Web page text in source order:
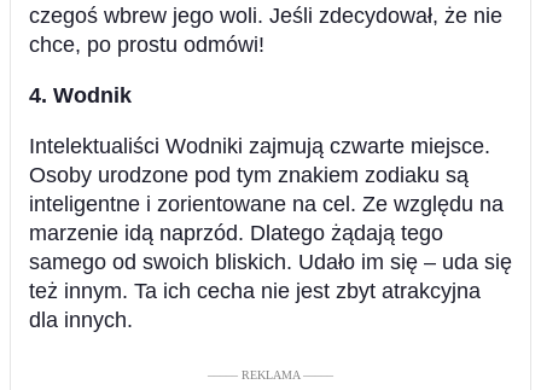
czegoś wbrew jego woli. Jeśli zdecydował, że nie
chce, po prostu odmówi!
4. Wodnik
Intelektualiści Wodniki zajmują czwarte miejsce.
Osoby urodzone pod tym znakiem zodiaku są
inteligentne i zorientowane na cel. Ze względu na
marzenie idą naprzód. Dlatego żądają tego
samego od swoich bliskich. Udało im się – uda się
też innym. Ta ich cecha nie jest zbyt atrakcyjna
dla innych.
––––– REKLAMA –––––